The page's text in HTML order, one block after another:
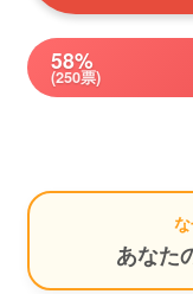
58%
(250票)
あなた